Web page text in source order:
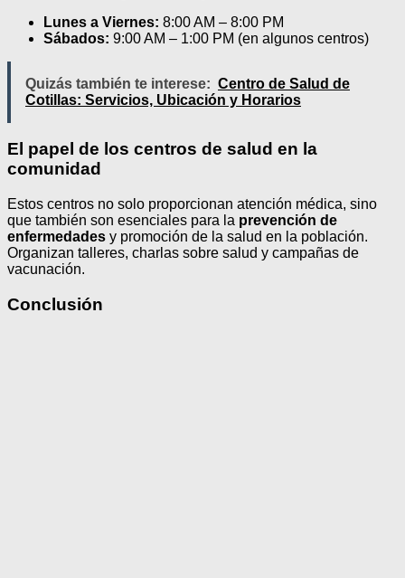
Lunes a Viernes: 8:00 AM – 8:00 PM
Sábados: 9:00 AM – 1:00 PM (en algunos centros)
Quizás también te interese: Centro de Salud de
Cotillas: Servicios, Ubicación y Horarios
El papel de los centros de salud en la
comunidad
Estos centros no solo proporcionan atención médica, sino
que también son esenciales para la prevención de
enfermedades y promoción de la salud en la población.
Organizan talleres, charlas sobre salud y campañas de
vacunación.
Conclusión